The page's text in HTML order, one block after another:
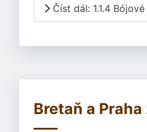
Číst dál: 1.1.4
Bretaň a Praha